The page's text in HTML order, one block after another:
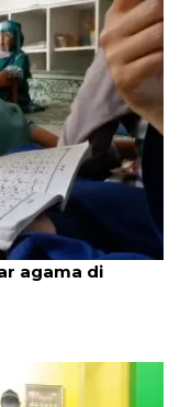
agama di